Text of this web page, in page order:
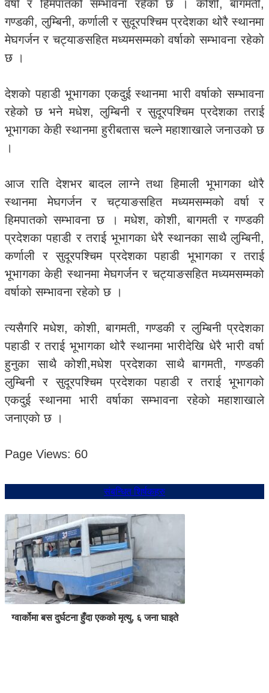
वर्षा र हिमपातको सम्भावना रहेकाे छ । कोशी, बागमती,
गण्डकी, लुम्बिनी, कर्णाली र सुदूरपश्चिम प्रदेशका थोरै स्थानमा
मेघगर्जन र चट्याङसहित मध्यमसम्मको वर्षाको सम्भावना रहेकाे
छ ।
देशकाे पहाडी भूभागका एकदुई स्थानमा भारी वर्षाको सम्भावना
रहेको छ भने मधेश, लुम्बिनी र सुदूरपश्चिम प्रदेशका तराई
भूभागका केही स्थानमा हुरीबतास चल्ने महाशाखाले जनाउकाे छ
।
आज राति देशभर बादल लाग्ने तथा हिमाली भूभागका थोरै
स्थानमा मेघगर्जन र चट्याङसहित मध्यमसम्मको वर्षा र
हिमपातको सम्भावना छ । मधेश, कोशी, बागमती र गण्डकी
प्रदेशका पहाडी र तराई भूभागका धेरै स्थानका साथै लुम्बिनी,
कर्णाली र सुदूरपश्चिम प्रदेशका पहाडी भूभागका र तराई
भूभागका केही स्थानमा मेघगर्जन र चट्याङसहित मध्यमसम्मको
वर्षाको सम्भावना रहेकाे छ ।
त्यसैगरि मधेश, कोशी, बागमती, गण्डकी र लुम्बिनी प्रदेशका
पहाडी र तराई भूभागका थोरै स्थानमा भारीदेखि धेरै भारी वर्षा
हुनुका साथै कोशी,मधेश प्रदेशका साथै बागमती, गण्डकी
लुम्बिनी र सुदूरपश्चिम प्रदेशका पहाडी र तराई भूभागको
एकदुई स्थानमा भारी वर्षाका सम्भावना रहेकाे महाशाखाले
जनाएकाे छ ।
Page Views: 60
संबन्धित शिर्षकहरु
ग्वार्कोमा बस दुर्घटना हुँदा एकको मृत्यु, ६ जना घाइते